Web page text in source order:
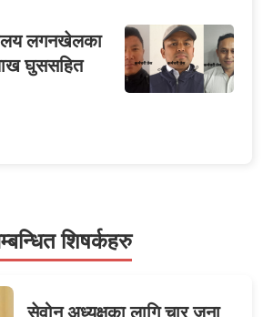
लगनखेलका
घुससहित
शिषर्कहरु
सेवोन अध्यक्षका लागि चार जना